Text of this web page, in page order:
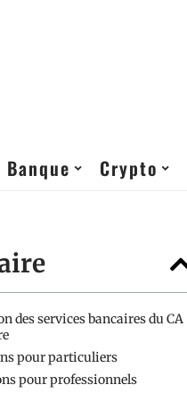
Banque Crypto
des services bancaires du CA
pour particuliers
pour professionnels